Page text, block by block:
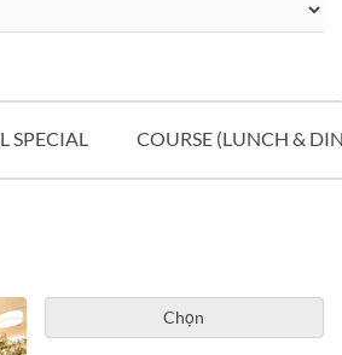
SPECIAL COURSE (LUNCH &
Chọn